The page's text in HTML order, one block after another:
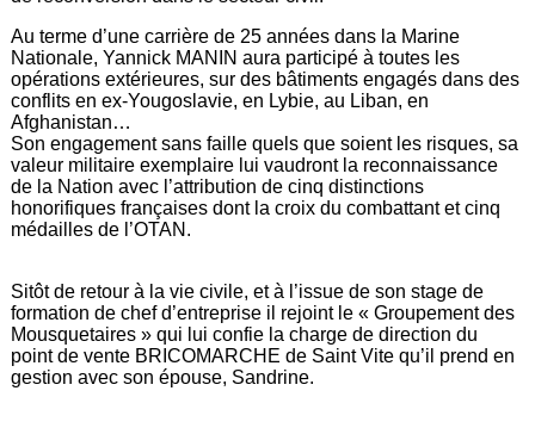
Au terme d’une carrière de 25 années dans la Marine
Nationale, Yannick MANIN aura participé à toutes les
opérations extérieures, sur des bâtiments engagés dans des
conflits en ex-Yougoslavie, en Lybie, au Liban, en
Afghanistan…
Son engagement sans faille quels que soient les risques, sa
valeur militaire exemplaire lui vaudront la reconnaissance
de la Nation avec l’attribution de cinq distinctions
honorifiques françaises dont la croix du combattant et cinq
médailles de l’OTAN.
Sitôt de retour à la vie civile, et à l’issue de son stage de
formation de chef d’entreprise il rejoint le « Groupement des
Mousquetaires » qui lui confie la charge de direction du
point de vente BRICOMARCHE de Saint Vite qu’il prend en
gestion avec son épouse, Sandrine.